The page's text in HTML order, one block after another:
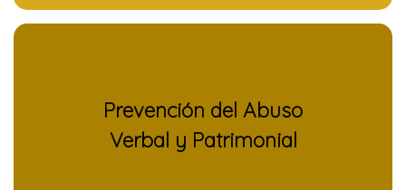
Prevención del Abuso
Verbal y Patrimonial